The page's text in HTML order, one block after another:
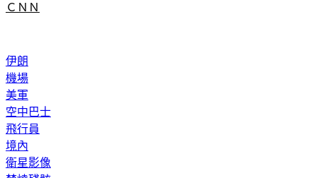
參考資料
伊朗
機場
美軍
空中巴士
飛行員
境內